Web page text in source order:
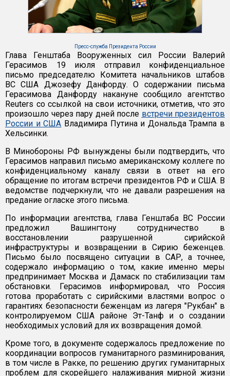
Пресс-служба Президента России
Глава Генштаба Вооруженных сил России Валерий
Герасимов 19 июля отправил конфиденциальное
письмо председателю Комитета начальников штабов
ВС США Джозефу Данфорду. О содержании письма
Герасимова Данфорду накануне сообщило агентство
Reuters со ссылкой на свои источники, отметив, что это
произошло через пару дней после встречи президентов
России и США Владимира Путина и Дональда Трампа в
Хельсинки.
В Минобороны РФ вынуждены были подтвердить, что
Герасимов направил письмо американскому коллеге по
конфиденциальному каналу связи в ответ на его
обращение по итогам встречи президентов РФ и США. В
ведомстве подчеркнули, что не давали разрешения на
предание огласке этого письма.
По информации агентства, глава Генштаба ВС России
предложил Вашингтону сотрудничество в
восстановлении разрушенной сирийской
инфраструктуры и возвращении в Сирию беженцев.
Письмо было посвящено ситуации в САР, а точнее,
содержало информацию о том, какие именно меры
предпринимает Москва и Дамаск по стабилизации там
обстановки. Герасимов информировал, что Россия
готова проработать с сирийскими властями вопрос о
гарантиях безопасности беженцам из лагеря "Рукбан" в
контролируемом США районе Эт-Танф и о создании
необходимых условий для их возвращения домой.
Кроме того, в документе содержалось предложение по
координации вопросов гуманитарного разминирования,
в том числе в Ракке, по решению других гуманитарных
проблем для скорейшего налаживания мирной жизни